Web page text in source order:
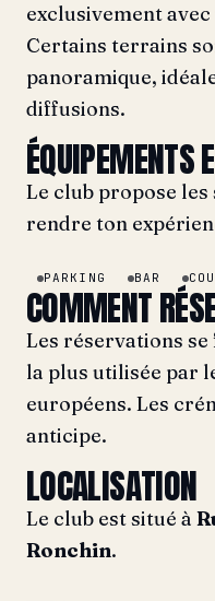
exclusivement
Certains terrains
panoramique,
diffusions.
ÉQUIPEMENTS
Le club propose
rendre ton
PARKING BAR
COMMENT
Les réservations se
la plus utilisée par
européens. Les
anticipe.
LOCALISATION
Le club est situé à
Ronchin.